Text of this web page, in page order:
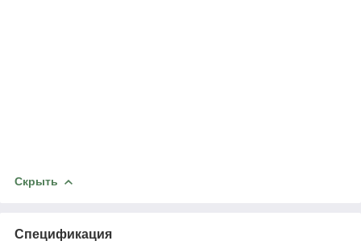
Скрыть
Спецификация